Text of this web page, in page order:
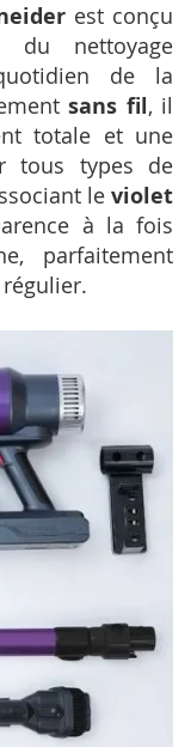
est conçu
du nettoyage
de la
sans fil, il
totale et une
tous types de
le violet
à la fois
parfaitement